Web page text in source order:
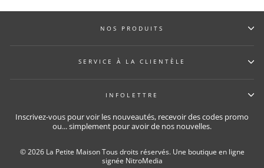
NOS PRODUITS
SERVICE À LA CLIENTÈLE
INFOLETTRE
Inscrivez-vous pour voir les nouveautés, recevoir des codes promo
ou... simplement pour avoir de nos nouvelles.
© 2026 La Petite Maison Tous droits réservés. Une boutique en ligne
signée NitroMedia